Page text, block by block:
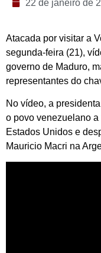
22 de janeiro de
Atacada por visitar a
segunda-feira (21),
governo de Maduro,
representantes do
No vídeo, a
o povo venezuelano
Estados Unidos e
Mauricio Macri na